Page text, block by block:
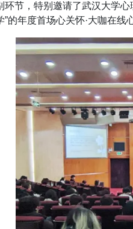
环节，特别邀请了武汉大学
的年度首场心关怀·大咖在线